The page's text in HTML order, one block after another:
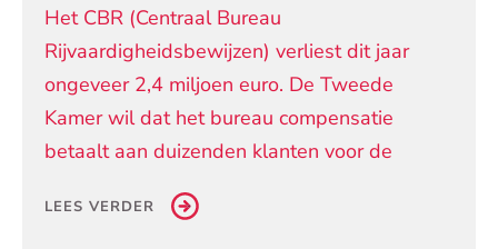
Het CBR (Centraal Bureau
Rijvaardigheidsbewijzen) verliest dit jaar
ongeveer 2,4 miljoen euro. De Tweede
Kamer wil dat het bureau compensatie
betaalt aan duizenden klanten voor de
LEES VERDER